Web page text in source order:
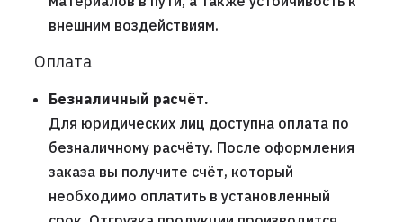
внешним воздействиям.
Оплата
Безналичный расчёт.
Для юридических лиц доступна оплата по
безналичному расчёту. После оформления
заказа вы получите счёт, который
необходимо оплатить в установленный